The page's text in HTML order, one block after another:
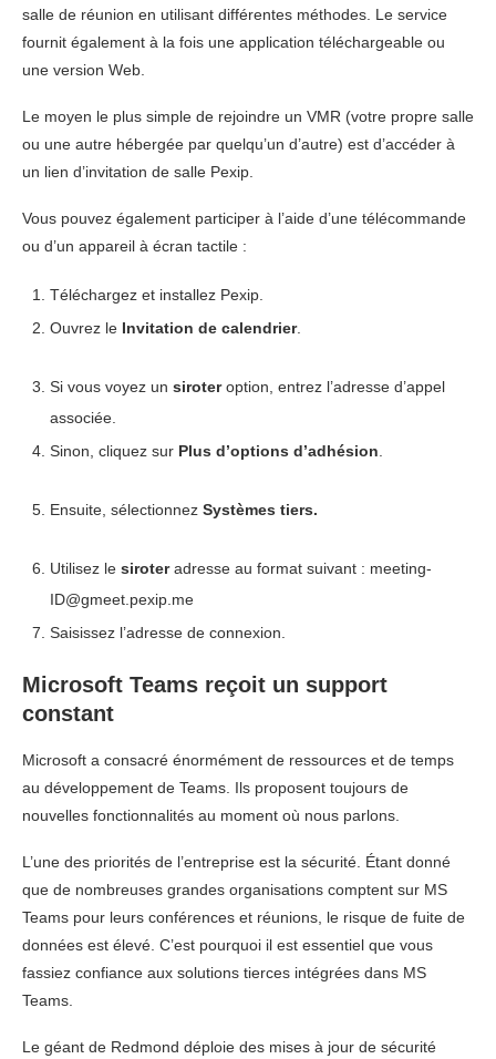
salle de réunion en utilisant différentes méthodes. Le service
fournit également à la fois une application téléchargeable ou
une version Web.
Le moyen le plus simple de rejoindre un VMR (votre propre salle
ou une autre hébergée par quelqu’un d’autre) est d’accéder à
un lien d’invitation de salle Pexip.
Vous pouvez également participer à l’aide d’une télécommande
ou d’un appareil à écran tactile :
Téléchargez et installez Pexip.
Ouvrez le Invitation de calendrier.
Si vous voyez un siroteroption, entrez l’adresse d’appel
associée.
Sinon, cliquez sur Plus d’options d’adhésion
Ensuite, sélectionnez Systèmes tiers.
Utilisez le siroteradresse au format suivant : meeting-
ID@gmeet.pexip.me
Saisissez l’adresse de connexion.
Microsoft Teams reçoit un support
constant
Microsoft a consacré énormément de ressources et de temps
au développement de Teams. Ils proposent toujours de
nouvelles fonctionnalités au moment où nous parlons.
L’une des priorités de l’entreprise est la sécurité. Étant donné
que de nombreuses grandes organisations comptent sur MS
Teams pour leurs conférences et réunions, le risque de fuite de
données est élevé. C’est pourquoi il est essentiel que vous
fassiez confiance aux solutions tierces intégrées dans MS
Teams.
Le géant de Redmond déploie des mises à jour de sécurité